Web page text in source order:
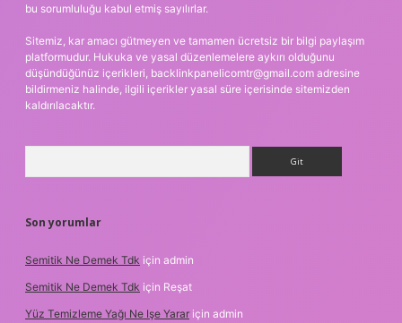
bu sorumluluğu kabul etmiş sayılırlar.
Sitemiz, kar amacı gütmeyen ve tamamen ücretsiz bir bilgi paylaşım
platformudur. Hukuka ve yasal düzenlemelere aykırı olduğunu
düşündüğünüz içerikleri, backlinkpanelicomtr@gmail.com adresine
bildirmeniz halinde, ilgili içerikler yasal süre içerisinde sitemizden
kaldırılacaktır.
Son yorumlar
Semitik Ne Demek Tdk için admin
Semitik Ne Demek Tdk için Reşat
Yüz Temizleme Yağı Ne Işe Yarar için admin